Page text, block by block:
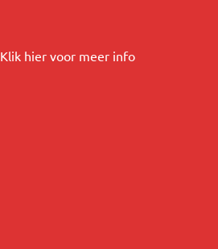
Klik hier voor meer info